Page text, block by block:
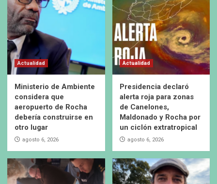
Actualidad
Ministerio de Ambiente
considera que
aeropuerto de Rocha
debería construirse en
otro lugar
agosto 6, 2026
Actualidad
Presidencia declaró
alerta roja para zonas
de Canelones,
Maldonado y Rocha por
un ciclón extratropical
agosto 6, 2026